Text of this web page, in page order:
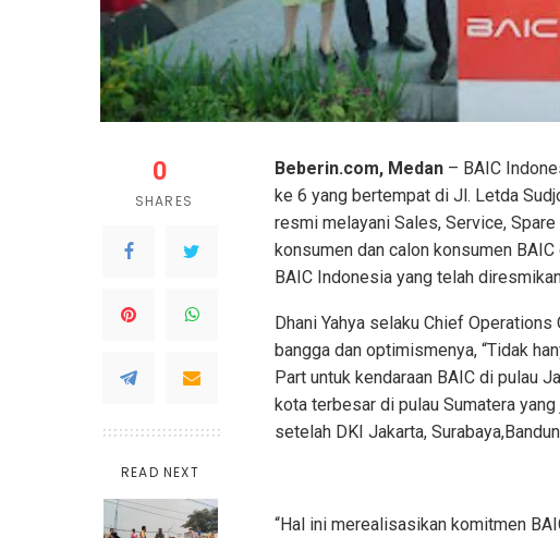
0
SHARES
READ NEXT
Beberin.com, Medan – BAIC
ke 6 yang bertempat di Jl. Letda
resmi melayani Sales, Service,
konsumen dan calon konsumen
BAIC Indonesia yang telah
Dhani Yahya selaku Chief
bangga dan optimismenya, “Tidak
Part untuk kendaraan BAIC di pulau
kota terbesar di pulau Sumatera
setelah DKI Jakarta,
“Hal ini merealisasikan komitmen